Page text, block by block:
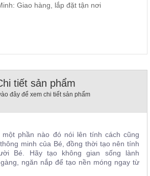
Giao hàng, lắp đặt tận nơi
tiết sản phẩm
đây để xem chi tiết sản phẩm
một phần nào đó nói lên tính cách cũng
minh của Bé, đồng thời tạo nên tính
Bé. Hãy tạo không gian sống lành
ngăn nắp để tạo nền móng ngay từ